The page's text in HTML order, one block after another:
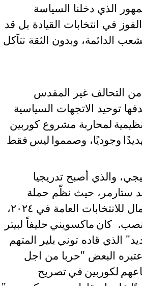
الذي دخلنا السياسة
في انتخابات القيادة بل قد
الدائمة، وبدون الثقة تتآكل
التحالف غير المقدس
توحيد الاتجهات السياسية
لمحاربة مشروع كوربين
وجوديًا، وصمموا ليس فقط
والذي أصبح تدريجيا
حيث نظّم حملة
ستارمر لزعامة حزب العمال في ٢٠٢٠ ومن ثم حملة حزب العمال للانتخابات العامة في ٢٠٢٤،
كان ماكسويني حليفاً لبيتر
الذي قاده توني بلير المتهم
في الغزو الآثم للعراق في ٢٠٠٣، غزو اعتبره البعض "حربا من اجل
لكوربين فيتصريح